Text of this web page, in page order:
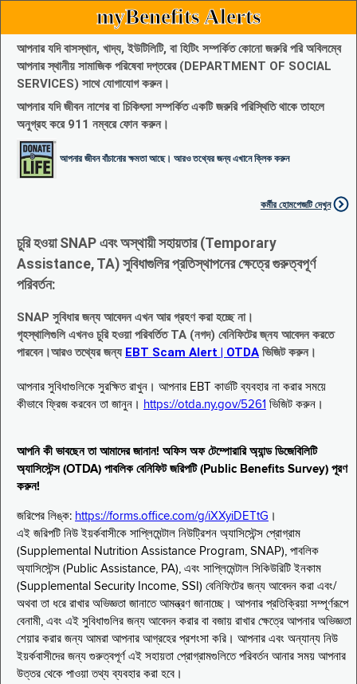
myBenefits Alerts
আপনার যদি বাসস্থান, খাদ্য, ইউটিলিটি, বা হিটিং সম্পর্কিত কোনো জরুরি পরি অবিলম্বে
আপনার স্থানীয় সামাজিক পরিষেবা দপ্তরের (DEPARTMENT OF SOCIAL
SERVICES) সাথে যোগাযোগ করুন।
আপনার যদি জীবন নাশের বা চিকিৎসা সম্পর্কিত একটি জরুরি পরিস্থিতি থাকে তাহলে
অনুগ্রহ করে 911 নম্বরে ফোন করুন।
আপনার জীবন বাঁচানোর ক্ষমতা আছে। আরও তথ্যের জন্য এখানে ক্লিক করুন
কর্মীর হোমপেজটি দেখুন
চুরি হওয়া SNAP এবং অস্থায়ী সহায়তার (Temporary
Assistance, TA) সুবিধাগুলির প্রতিস্থাপনের ক্ষেত্রে গুরুত্বপূর্ণ
পরিবর্তন:
SNAP সুবিধার জন্য আবেদন এখন আর গ্রহণ করা হচ্ছে না।
গৃহস্থালিগুলি এখনও চুরি হওয়া পরিবর্তিত TA (নগদ) বেনিফিটের জ্নয আবেদন করতে
পারবেন।আরও তথ্যের জন্য EBT Scam Alert | OTDA ভিজিট করুন।
আপনার সুবিধাগুলিকে সুরক্ষিত রাখুন। আপনার EBT কার্ডটি ব্যবহার না করার সময়ে
কীভাবে ফ্রিজ করবেন তা জানুন। https://otda.ny.gov/5261 ভিজিট করুন।
আপনি কী ভাবছেন তা আমাদের জানান! অফিস অফ টেম্পোরারি অ্যান্ড ডিজেবিলিটি
অ্যাসিস্টেন্স (OTDA) পাবলিক বেনিফিট জরিপটি (Public Benefits Survey) পূরণ
করুন!
জরিপের লিঙ্ক: https://forms.office.com/g/iXXyiDETtG ।
এই জরিপটি নিউ ইয়র্কবাসীকে সাপ্লিমেন্টাল নিউট্রিশন অ্যাসিস্টেন্স প্রোগ্রাম
(Supplemental Nutrition Assistance Program, SNAP), পাবলিক
অ্যাসিস্টেন্স (Public Assistance, PA), এবং সাপ্লিমেন্টাল সিকিউরিটি ইনকাম
(Supplemental Security Income, SSI) বেনিফিটের জন্য আবেদন করা এবং/
অথবা তা ধরে রাখার অভিজ্ঞতা জানাতে আমন্ত্রণ জানাচ্ছে। আপনার প্রতিক্রিয়া সম্পূর্ণরূপে
বেনামী, এবং এই সুবিধাগুলির জন্য আবেদন করার বা বজায় রাখার ক্ষেত্রে আপনার অভিজ্ঞতা
শেয়ার করার জন্য আমরা আপনার আগ্রহের প্রশংসা করি। আপনার এবং অন্যান্য নিউ
ইয়র্কবাসীদের জন্য গুরুত্বপূর্ণ এই সহায়তা প্রোগ্রামগুলিতে পরিবর্তন আনার সময় আপনার
উত্তর থেকে পাওয়া তথ্য ব্যবহার করা হবে।